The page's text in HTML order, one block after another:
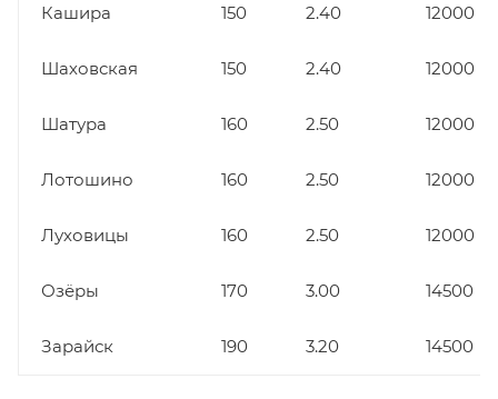
Кашира 150 2.40 12000
Шаховская 150 2.40 12000
Шатура 160 2.50 12000
Лотошино 160 2.50 12000
Луховицы 160 2.50 12000
Озёры 170 3.00 14500
Зарайск 190 3.20 14500